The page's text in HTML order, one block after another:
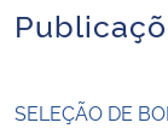
SELEÇÃO DE